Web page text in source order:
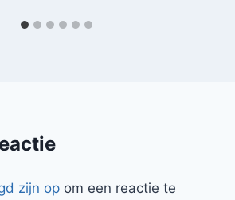
zijn op om een reactie te